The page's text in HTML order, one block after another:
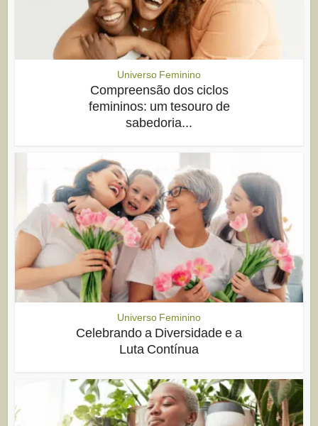
Universo Feminino
Compreensão dos ciclos
femininos: um tesouro de
sabedoria...
Universo Feminino
Celebrando a Diversidade e a
Luta Contínua